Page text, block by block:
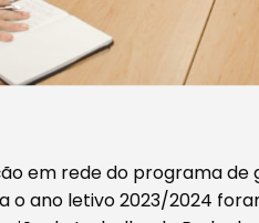
em rede do programa
o ano letivo 2023/2024